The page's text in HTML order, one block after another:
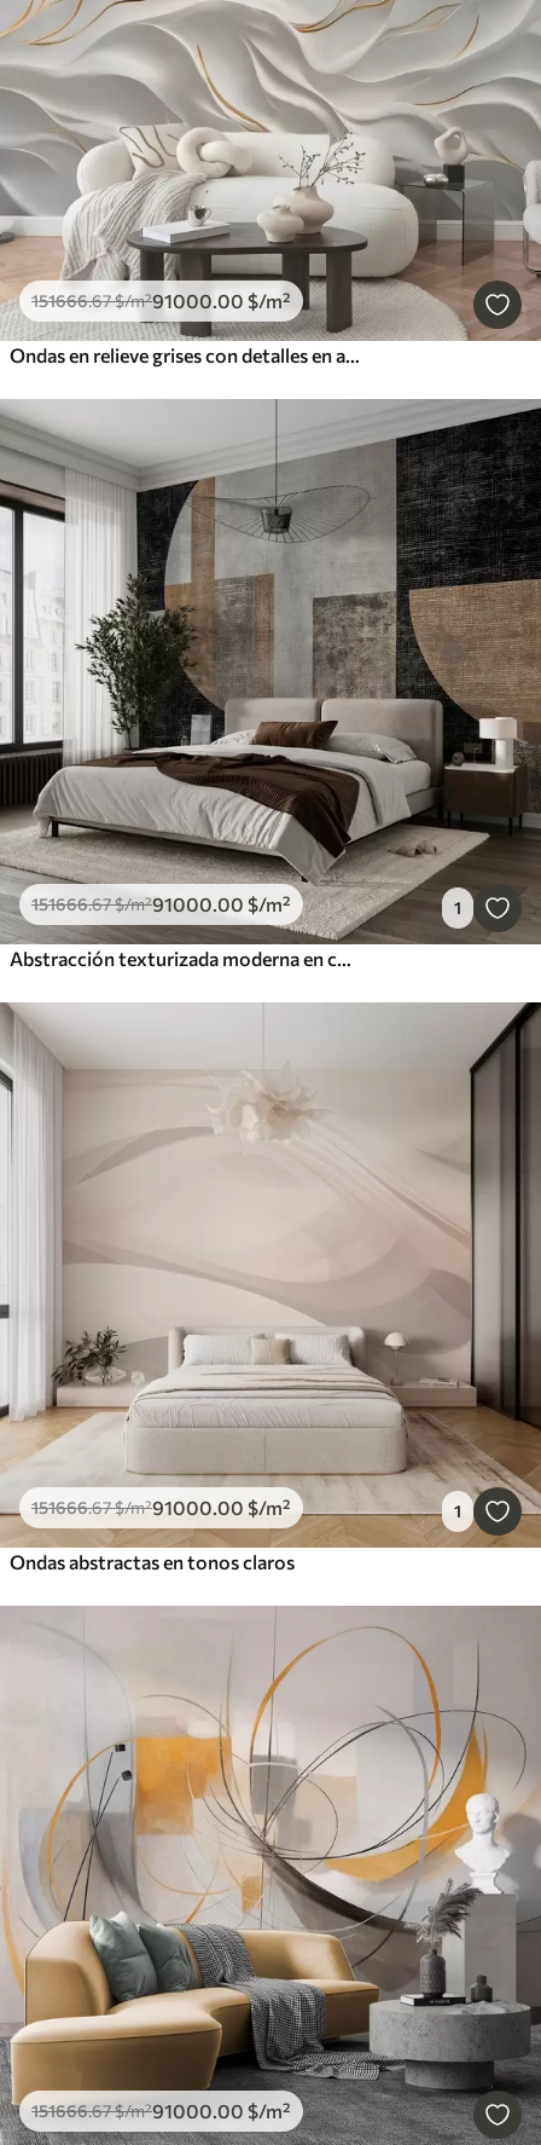
151666.67$/m²91000.00 $/m²
Ondas en relieve grises con detalles en amarillo
151666.67$/m²91000.00 $/m² 1
Abstracción texturizada moderna en colores negro y naranja
151666.67$/m²91000.00 $/m² 1
Ondas abstractas en tonos claros
151666.67$/m²91000.00 $/m²